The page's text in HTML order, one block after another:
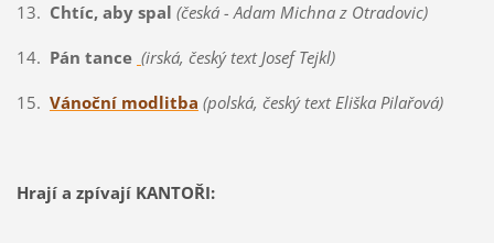
13. Chtíc, aby spal (česká - Adam Michna z Otradovic)
14. Pán tance (irská, český text Josef Tejkl)
15. Vánoční modlitba (polská, český text Eliška Pilařová)
Hrají a zpívají KANTOŘI: